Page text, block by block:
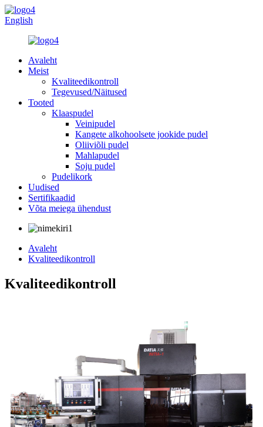
English
Avaleht
Meist
Kvaliteedikontroll
Tegevused/Näitused
Tooted
Klaaspudel
Veinipudel
Kangete alkohoolsete jookide pudel
Oliiviõli pudel
Mahlapudel
Soju pudel
Pudelikork
Uudised
Sertifikaadid
Võta meiega ühendust
Avaleht
Kvaliteedikontroll
Kvaliteedikontroll